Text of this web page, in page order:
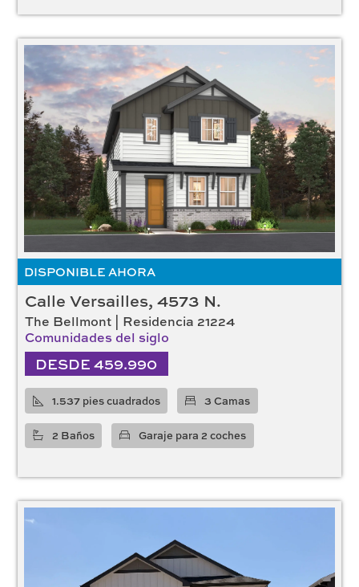
DISPONIBLE AHORA
Calle Versailles, 4573 N.
The Bellmont | Residencia 21224
Comunidades del siglo
DESDE 459.990
1.537 pies cuadrados 3 Camas
2 Baños Garaje para 2 coches